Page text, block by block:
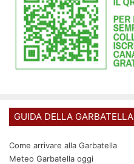
GUIDA DELLA GARBATELLA
Come arrivare alla Garbatella
Meteo Garbatella oggi